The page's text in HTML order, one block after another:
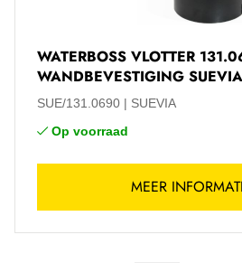
WATERBOSS VLOTTER
WANDBEVESTIGING SUEVIA
SUE/131.0690
SUEVIA
Op voorraad
MEER